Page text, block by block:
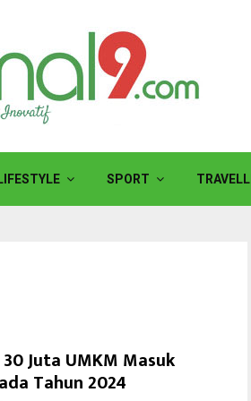
LIFESTYLE SPORT
Juta UMKM Masuk
Tahun 2024